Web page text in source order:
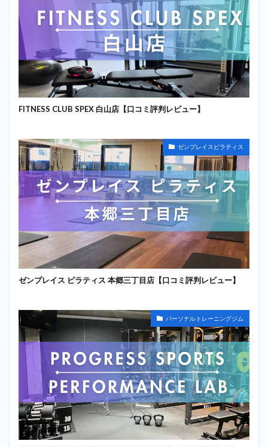
FITNESS CLUB SPEX 白山店【口コミ評判レビュー】
ゼンプレイスピラティス
ゼンプレイス ピラティス 本郷三丁目店【口コミ評判レビュー】
パーソナルトレーニングジム